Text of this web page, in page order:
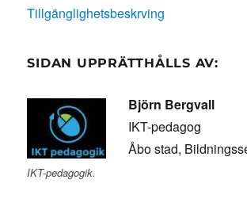
Tillgänglighetsbeskrving
SIDAN UPPRÄTTHÅLLS AV:
IKT-pedagogik.
Björn Bergvall
IKT-pedagog
Åbo stad,